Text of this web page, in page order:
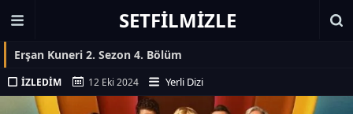
SETFILMIZLE
Erşan Kuneri 2. Sezon 4. Bölüm
İZLEDIM 12 Eki 2024 Yerli Dizi